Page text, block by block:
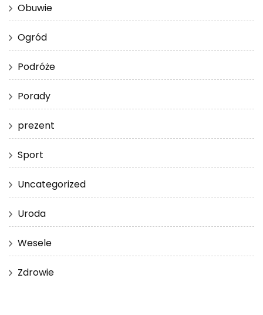
Obuwie
Ogród
Podróże
Porady
prezent
Sport
Uncategorized
Uroda
Wesele
Zdrowie